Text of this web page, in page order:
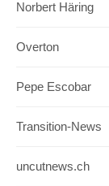
Norbert Häring
Overton
Pepe Escobar
Transition-News
uncutnews.ch